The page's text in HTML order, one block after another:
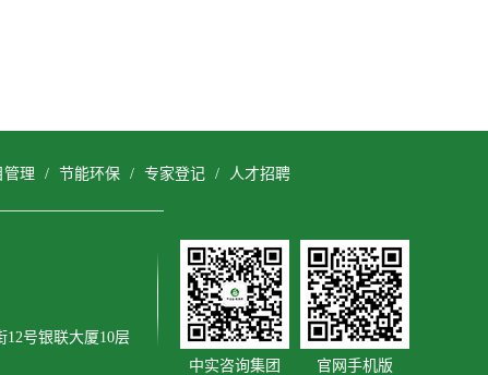
管理 / 节能环保 / 专家登记 / 人才招聘
号银联大厦10层
中实咨询集团
官网手机版